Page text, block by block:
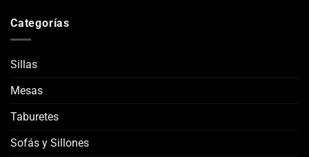
Categorías
Sillas
Mesas
Taburetes
Sofás y Sillones